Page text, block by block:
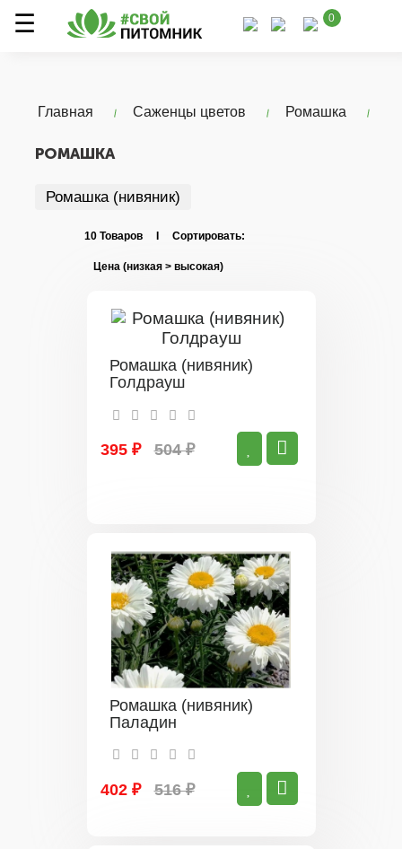
0
Главная Саженцы цветов Ромашка
РОМАШКА
Ромашка (нивяник)
10 Товаров I Сортировать:
Ромашка (нивяник)
Голдрауш
395 ₽ 504 ₽
Ромашка (нивяник)
Паладин
402 ₽ 516 ₽